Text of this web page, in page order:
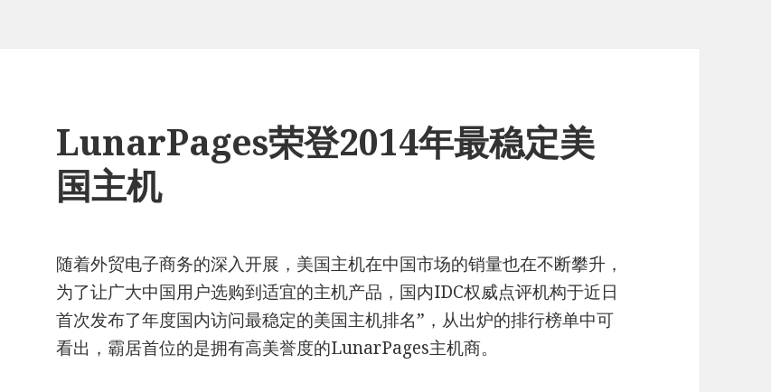
LunarPages荣登2014年最稳定美
国主机
随着外贸电子商务的深入开展，美国主机在中国市场的销量也在不断攀升，
为了让广大中国用户选购到适宜的主机产品，国内IDC权威点评机构于近日
首次发布了年度国内访问最稳定的美国主机排名”，从出炉的排行榜单中可
看出，霸居首位的是拥有高美誉度的LunarPages主机商。